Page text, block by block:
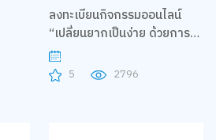
ลงทะเบียนกิจกรรมออนไลน์
“เปลี่ยนยากเป็นง่าย ด้วยการ
คิดบนกระดาษ 1 ใบ ที่คนญี่ปุ่น
ใช้” 5 2796